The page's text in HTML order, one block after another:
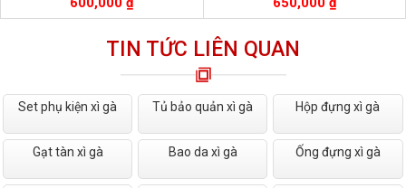
TIN TỨC LIÊN QUAN
Set phụ kiện xì gà Tủ bảo quản xì gà Hộp đựng xì gà
Gạt tàn xì gà Bao da xì gà Ống đựng xì gà